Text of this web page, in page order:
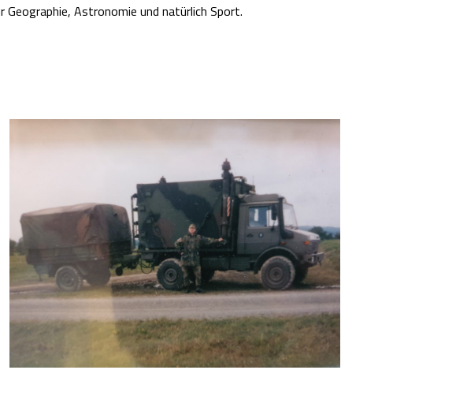
Astronomie und natürlich Sport.